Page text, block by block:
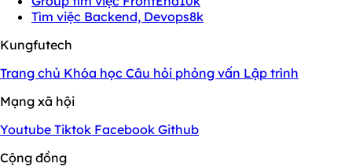
Tìm việc Backend, Devops8k
Kungfutech
Trang chủ Khóa học Câu hỏi phỏng vấn Lập trình
Mạng xã hội
Youtube Tiktok Facebook Github
Cộng đồng